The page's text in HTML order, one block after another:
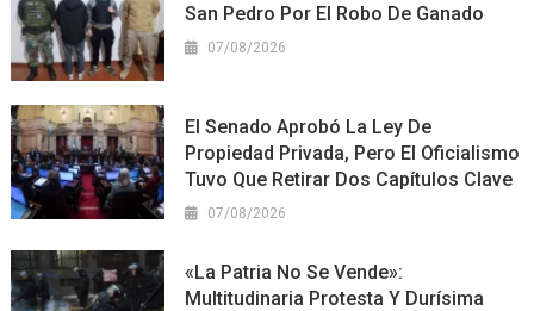
San Pedro Por El Robo De Ganado
07/08/2026
El Senado Aprobó La Ley De
Propiedad Privada, Pero El Oficialismo
Tuvo Que Retirar Dos Capítulos Clave
07/08/2026
«La Patria No Se Vende»:
Multitudinaria Protesta Y Durísima